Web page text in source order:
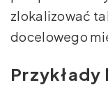
zlokalizować
docelowego
Przykłady